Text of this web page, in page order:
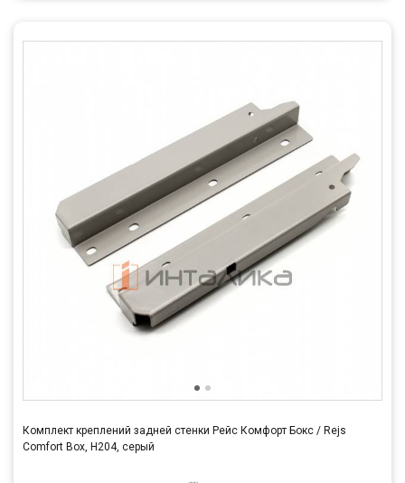
Комплект креплений задней стенки Рейс Комфорт Бокс / Rejs
Comfort Box, H204, серый